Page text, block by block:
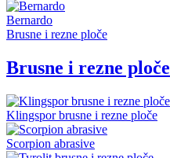
Bernardo
Brusne i rezne ploče
Brusne i rezne ploče
Klingspor brusne i rezne ploče
Scorpion abrasive